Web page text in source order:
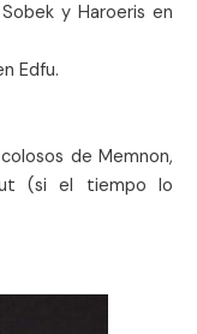
y Haroeris en
Edfu.
de Memnon,
(si el tiempo lo